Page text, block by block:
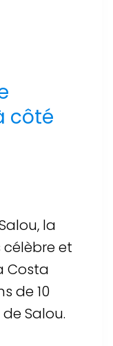
côté
la
et
Costa
de 10
Salou.